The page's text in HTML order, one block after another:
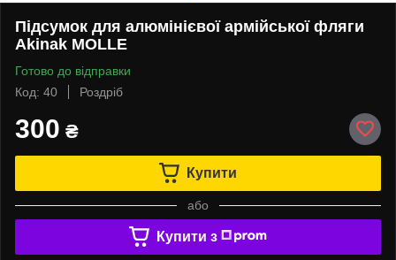
Підсумок для алюмінієвої армійської фляги
Akinak MOLLE
Готово до відправки
Код: 40
Роздріб
300 ₴
Купити
або
Купити з